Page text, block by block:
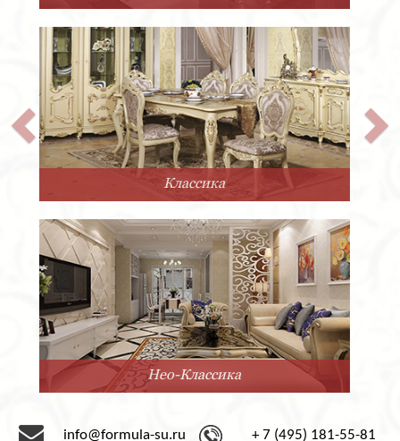
Прованс
Минимализм
info@formula-su.ru + 7 (495) 181-55-81